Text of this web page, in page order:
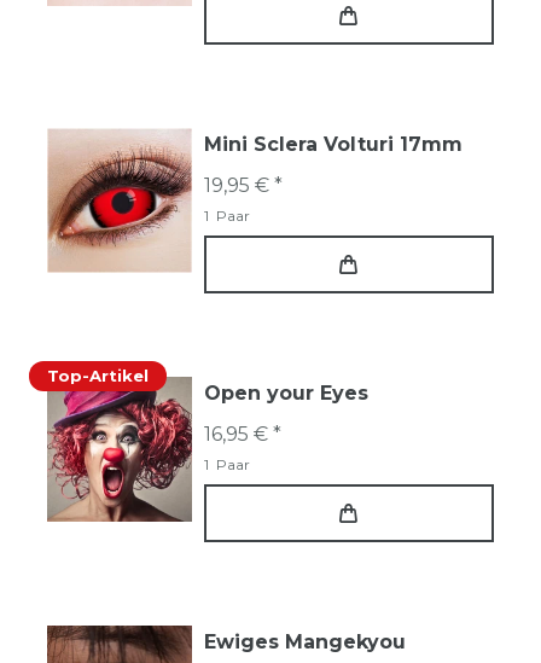
Mini Sclera Volturi 17mm
19,95 € *
1 Paar
Top-Artikel
Open your Eyes
16,95 € *
1 Paar
Ewiges Mangekyou